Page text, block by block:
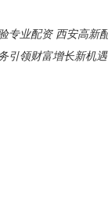
专业配资 西安高新
引领财富增长新机遇